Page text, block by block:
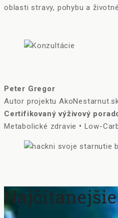
oblasti stravy, pohybu a
Peter Gregor
Autor projektu
Certifikovaný výživový
Metabolické zdravie • Low-
Najčítanejšie